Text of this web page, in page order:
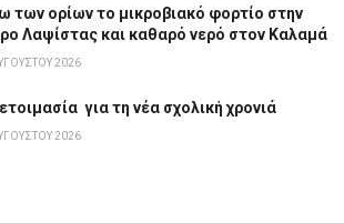
των ορίων το μικροβιακό φορτίο στην
Λαψίστας και καθαρό νερό στον Καλαμά
2026
για τη νέα σχολική χρονιά
2026